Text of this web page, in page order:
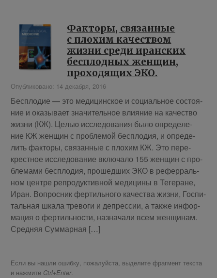
Факторы, связанные
с плохим качеством
жизни среди иранских
бесплодных женщин,
проходящих ЭКО.
Опубликовано: 14 декабря, 2016
Бес­пло­дие — это ме­ди­цин­ское и со­ци­аль­ное со­сто­я­
ние и ока­зы­ва­ет зна­чи­тель­ное вли­я­ние на ка­че­ство
жиз­ни (КЖ). Це­лью ис­сле­до­ва­ния бы­ло опре­де­ле­
ние КЖ жен­щин с про­бле­мой бес­пло­дия, и опре­де­
лить фак­то­ры, свя­зан­ные с пло­хим КЖ. Это пе­ре­
крест­ное ис­сле­до­ва­ние вклю­ча­ло 155 жен­щин с про­
бле­ма­ми бес­пло­дия, про­шед­ших ЭКО в ре­фер­раль­
ном цен­тре ре­про­дук­тив­ной ме­ди­ци­ны в Те­ге­ране,
Иран. Во­прос­ник фер­тиль­но­го ка­че­ства жиз­ни, Гос­пи­
таль­ная шка­ла тре­во­ги и де­прес­сии, а так­же ин­фор­
ма­ция о фер­тиль­но­сти, на­зна­ча­ли всем жен­щи­нам.
Сред­няя Сум­мар­ная […]
Если вы нашли ошибку, пожалуйста, выделите фрагмент текста
и нажмите Ctrl+Enter.